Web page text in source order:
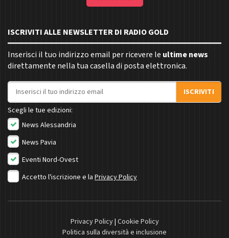
ISCRIVITI ALLE NEWSLETTER DI RADIO GOLD
Inserisci il tuo indirizzo email per ricevere le ultime news
direttamente nella tua casella di posta elettronica.
Indirizzo email
ISCRIVITI
Scegli le tue edizioni:
News Alessandria
News Pavia
Eventi Nord-Ovest
Accetto l'iscrizione e la Privacy Policy
Privacy Policy| Cookie Policy
Politica sulla diversità e inclusione